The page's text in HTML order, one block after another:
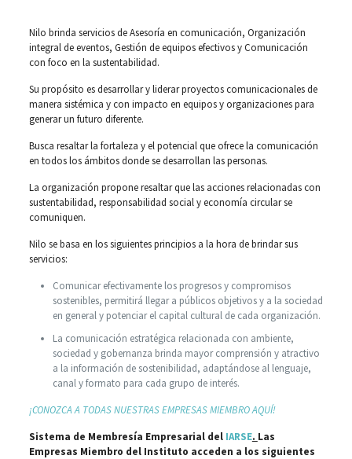
Nilo brinda servicios de Asesoría en comunicación, Organización
integral de eventos, Gestión de equipos efectivos y Comunicación
con foco en la sustentabilidad.
Su propósito es desarrollar y liderar proyectos comunicacionales de
manera sistémica y con impacto en equipos y organizaciones para
generar un futuro diferente.
Busca resaltar la fortaleza y el potencial que ofrece la comunicación
en todos los ámbitos donde se desarrollan las personas.
La organización propone resaltar que las acciones relacionadas con
sustentabilidad, responsabilidad social y economía circular se
comuniquen.
Nilo se basa en los siguientes principios a la hora de brindar sus
servicios:
Comunicar efectivamente los progresos y compromisos
sostenibles, permitirá llegar a públicos objetivos y a la sociedad
en general y potenciar el capital cultural de cada organización.
La comunicación estratégica relacionada con ambiente,
sociedad y gobernanza brinda mayor comprensión y atractivo
a la información de sostenibilidad, adaptándose al lenguaje,
canal y formato para cada grupo de interés.
¡CONOZCA A TODAS NUESTRAS EMPRESAS MIEMBRO AQUÍ!
Sistema de Membresía Empresarial del IARSE. Las
Empresas Miembro del Instituto acceden a los siguientes